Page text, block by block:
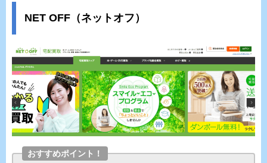
NET OFF（ネットオフ）
おすすめポイント！